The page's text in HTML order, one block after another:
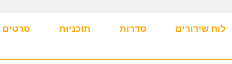
לוח שידורים סדרות תוכניות סרטים